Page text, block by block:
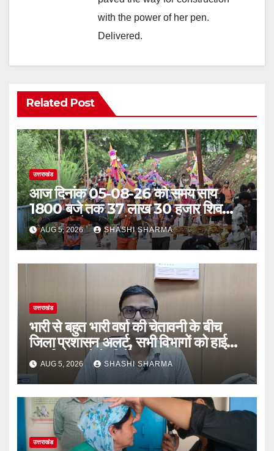
with the power of her pen.
Delivered.
Related Post
उत्तराखंड
आज दिनांक 05-08-26 को समय साय
1800 बजे तक 37 लाख 30 हजार शिव
भक्त जल लेकर अपने गंतव्य को प्रस्थान कर
चुके
AUG 5, 2026 SHASHI SHARMA
उत्तराखंड
भारी से बहुत भारी वर्षा की चेतावनी के बीच
जिला प्रशासन अलर्ट, सभी विभागों को हाई
अलर्ट पर रहने के निर्देश
AUG 5, 2026 SHASHI SHARMA
उत्तराखंड